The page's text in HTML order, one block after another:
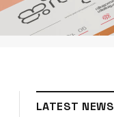
LATEST NEWS